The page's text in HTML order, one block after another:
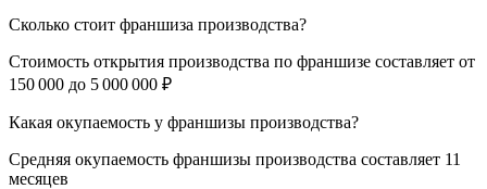
Сколько стоит франшиза производства?
Стоимость открытия производства по франшизе составляет от
150 000 до 5 000 000 ₽
Какая окупаемость у франшизы производства?
Средняя окупаемость франшизы производства составляет 11
месяцев